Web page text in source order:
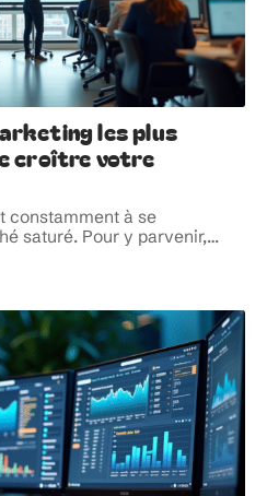
les plus
croître votre
constamment à se
saturé. Pour y parvenir,…